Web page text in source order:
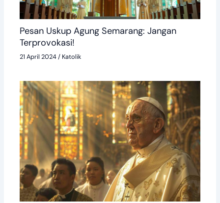
Pesan Uskup Agung Semarang: Jangan
Terprovokasi!
21 April 2024/ Katolik